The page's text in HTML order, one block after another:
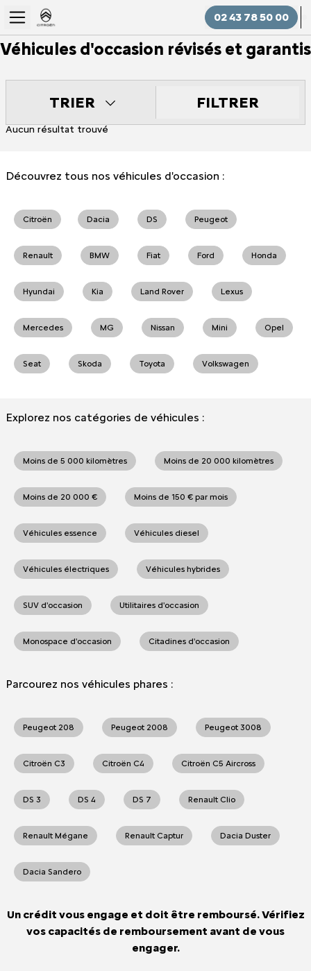
02 43 78 50 00
Véhicules d'occasion révisés et garantis
TRIER FILTRER
Aucun résultat trouvé
Découvrez tous nos véhicules d'occasion :
Citroën Dacia DS Peugeot
Renault BMW Fiat Ford Honda
Hyundai Kia Land Rover Lexus
Mercedes MG Nissan Mini Opel
Seat Skoda Toyota Volkswagen
Explorez nos catégories de véhicules :
Moins de 5 000 kilomètres Moins de 20 000 kilomètres
Moins de 20 000 € Moins de 150 € par mois
Véhicules essence Véhicules diesel
Véhicules électriques Véhicules hybrides
SUV d'occasion Utilitaires d'occasion
Monospace d'occasion Citadines d'occasion
Parcourez nos véhicules phares :
Peugeot 208 Peugeot 2008 Peugeot 3008
Citroën C3 Citroën C4 Citroën C5 Aircross
DS 3 DS 4 DS 7 Renault Clio
Renault Mégane Renault Captur Dacia Duster
Dacia Sandero
Un crédit vous engage et doit être remboursé. Vérifiez
vos capacités de remboursement avant de vous
engager.